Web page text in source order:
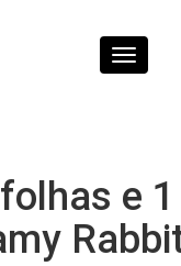
Toggle
e 1